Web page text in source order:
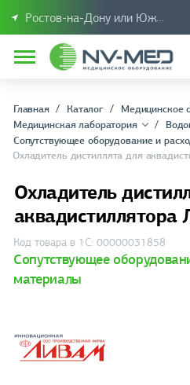
Ростов-на-Дону или Южный
Главная Каталог
Медицинское
Медицинская лаборатория
Сопутствующее оборудование и
Охладитель дистиллята для
Охладитель
Код товара в 1С: 00000031858
Сопутствующее
материалы